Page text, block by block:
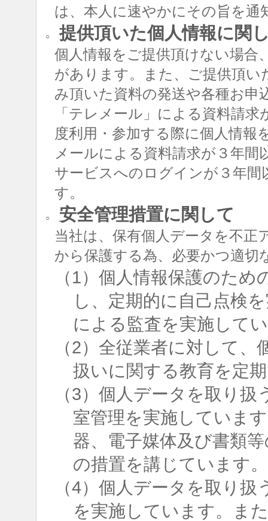
は、本人に速やかにその旨を通
○ 提供頂いた個人情報に関
個人情報をご提供頂けない場合
があります。また、ご提供頂い
み頂いた資料の発送や各種お
「テレメール」による資料請
度利用・参加する際に個人情
メールによる資料請求が３年間
サービスへのログインが３年間
す。
○ 安全管理措置に関して
当社は、保有個人データを不正
から保護する為、必要かつ適切
（1）個人情報保護のた
し、定期的に自己点検
による監査を実施して
（2）全従業者に対して
扱いに関する教育を定
（3）個人データを取り
室管理を実施していま
器、電子媒体及び書類
の措置を講じています。
（4）個人データを取り
を実施しています。ま